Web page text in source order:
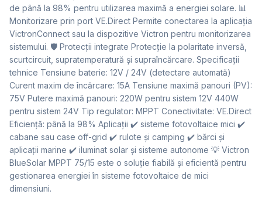
de până la 98% pentru utilizarea maximă a energiei solare. 📊
Monitorizare prin port VE.Direct Permite conectarea la aplicația
VictronConnect sau la dispozitive Victron pentru monitorizarea
sistemului. 🛡 Protecții integrate Protecție la polaritate inversă,
scurtcircuit, supratemperatură și supraîncărcare. Specificații
tehnice Tensiune baterie: 12V / 24V (detectare automată)
Curent maxim de încărcare: 15A Tensiune maximă panouri (PV):
75V Putere maximă panouri: 220W pentru sistem 12V 440W
pentru sistem 24V Tip regulator: MPPT Conectivitate: VE.Direct
Eficiență: până la 98% Aplicații ✔ sisteme fotovoltaice mici ✔
cabane sau case off-grid ✔ rulote și camping ✔ bărci și
aplicații marine ✔ iluminat solar și sisteme autonome 💡 Victron
BlueSolar MPPT 75/15 este o soluție fiabilă și eficientă pentru
gestionarea energiei în sisteme fotovoltaice de mici
dimensiuni.